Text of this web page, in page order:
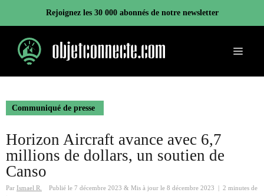
contenu
Rejoignez les 30 000 abonnés de notre newsletter
Menu
Communiqué de presse
Horizon Aircraft avance avec 6,7
millions de dollars, un soutien de
Canso
Par Ismael R. Publié le 7 décembre 2023 & Mis à jour le 8 décembre 2023
2 minutes de